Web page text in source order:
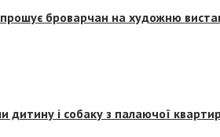
броварчан на художню
дитину і собаку з палаючої